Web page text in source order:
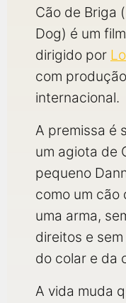
Cão de Briga
Dog) é um
dirigido por
com
internacional.
A premissa é
um agiota de
pequeno
como um cão
uma arma,
direitos e
do colar e da
A vida muda